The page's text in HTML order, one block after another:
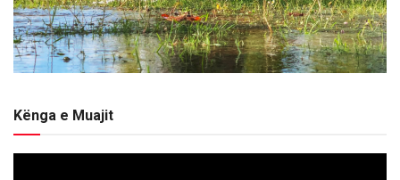
Kënga e Muajit